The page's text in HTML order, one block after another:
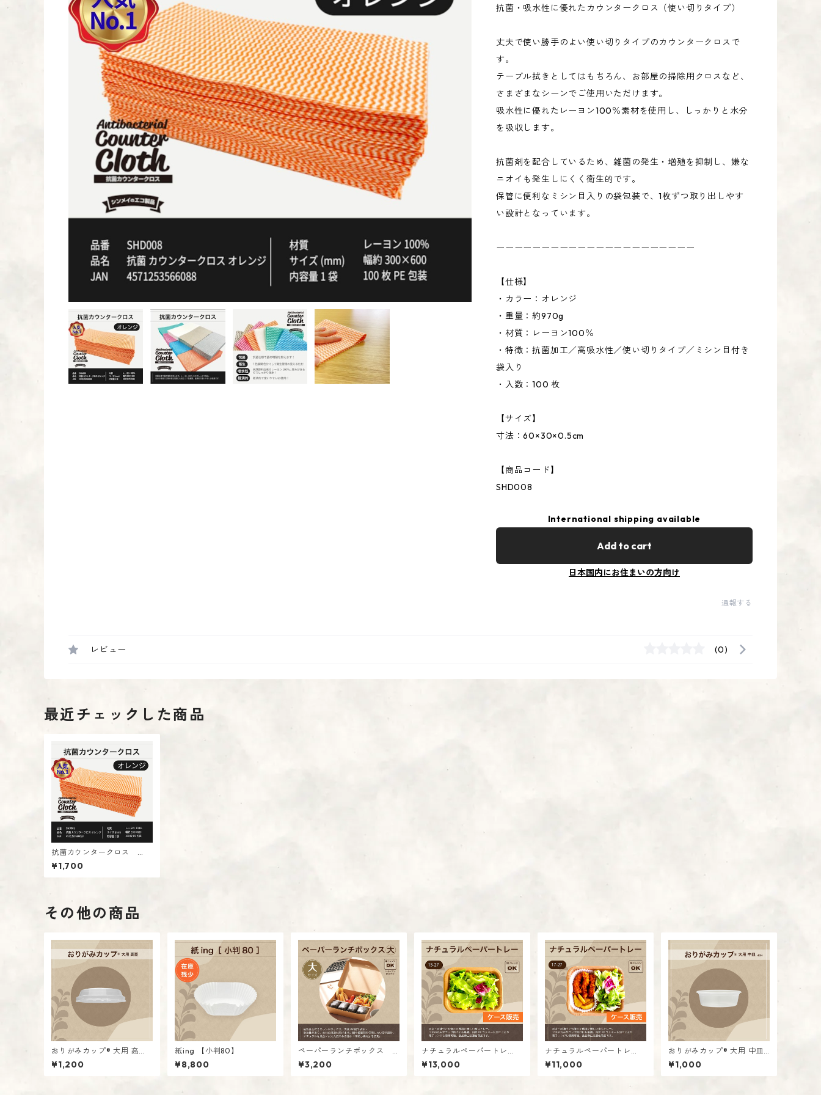
抗菌・吸水性に優れたカウンタークロス（使い切りタイプ）
丈夫で使い勝手のよい使い切りタイプのカウンタークロスで
す。
テーブル拭きとしてはもちろん、お部屋の掃除用クロスなど、
さまざまなシーンでご使用いただけます。
吸水性に優れたレーヨン100％素材を使用し、しっかりと水分
を吸収します。
抗菌剤を配合しているため、雑菌の発生・増殖を抑制し、嫌な
ニオイも発生しにくく衛生的です。
保管に便利なミシン目入りの袋包装で、1枚ずつ取り出しやす
い設計となっています。
ーーーーーーーーーーーーーーーーーーーーーー
【仕様】
・カラー：オレンジ
・重量：約970g
・材質：レーヨン100％
・特徴：抗菌加工／高吸水性／使い切りタイプ／ミシン目付き
袋入り
・入数：100 枚
【サイズ】
寸法：60×30×0.5cm
【商品コード】
SHD008
International shipping available
Add to cart
日本国内にお住まいの方向け
通報する
レビュー (0)
最近チェックした商品
抗菌カウンタークロス
【オレンジ】
入数：100枚
¥1,700
その他の商品
おりがみカップ® 大用 高
蓋
入数：40枚
¥1,200
紙ing 【小判80】
¥8,800
ペーパーランチボックス
【大】
入数：50個
¥3,200
ナチュラルペーパートレ
ー 【15-27】【ケース販
売】 入数：50枚 ケ
ース入数：16パック（800
¥13,000
ナチュラルペーパートレ
ー 【17-27】【ケース販
売】 入数：50枚 ケ
ース入数：12パック（600
¥11,000
おりがみカップ® 大用 中皿
40H
入数：40枚
¥1,000